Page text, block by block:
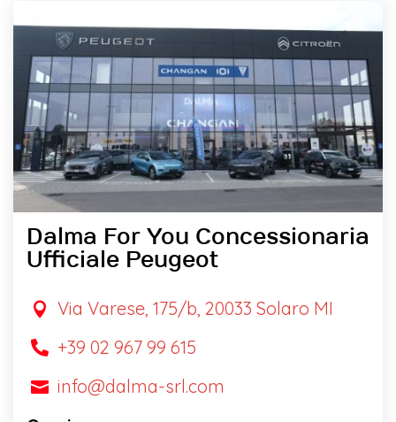
Dalma For You Concessionaria
Ufficiale Peugeot
 Via Varese, 175/b, 20033 Solaro MI
 +39 02 967 99 615
 info@dalma-srl.com